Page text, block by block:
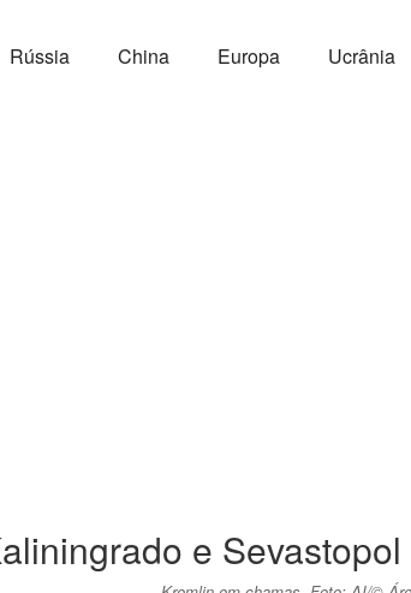
Rússia China Europa Ucrânia
e